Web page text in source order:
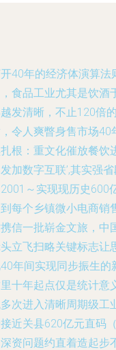
40年的经济体演算
食品工业尤其是饮酒
发清晰，不止120倍
令人爽瞥身售市场40
根：重文化催放餐饮
加数字互联’,其实强
～实现现历史600
每个乡镇微小电商销
信一批崭金文旅，中
立飞扫略关键标志让
年间实现同步振生
十年起点仅是统计意
次进入清晰周期级工
近关县620亿元直码
资问题约直着造起步